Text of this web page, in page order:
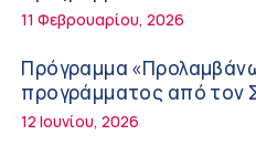
τη διάρροια των
Ευμενής Καραφυλλίδης
General): Γιατί η
καθοδηγείται από
παχυσαρκίας
11 Φεβρουαρίου, 2026
Πρόγραμμα
προγράμματος από τον
Δωρεάν προληπτικές
12 Ιουνίου, 2026